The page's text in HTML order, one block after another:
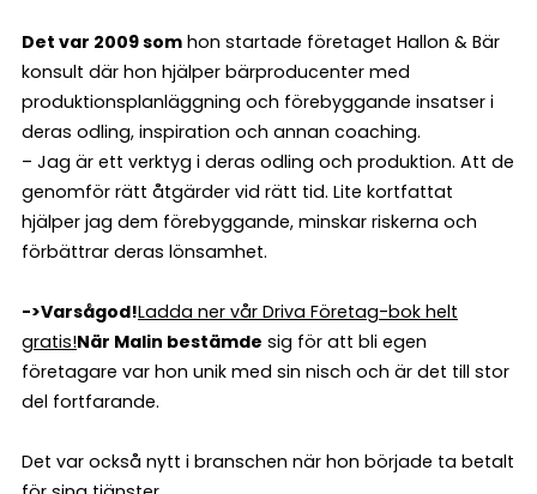
Det var 2009 som hon startade företaget Hallon & Bär
konsult där hon hjälper bärproducenter med
produktionsplanläggning och förebyggande insatser i
deras odling, inspiration och annan coaching.
– Jag är ett verktyg i deras odling och produktion. Att de
genomför rätt åtgärder vid rätt tid. Lite kortfattat
hjälper jag dem förebyggande, minskar riskerna och
förbättrar deras lönsamhet.
->Varsågod!Ladda ner vår Driva Företag-bok helt
gratis!När Malin bestämde sig för att bli egen
företagare var hon unik med sin nisch och är det till stor
del fortfarande.
Det var också nytt i branschen när hon började ta betalt